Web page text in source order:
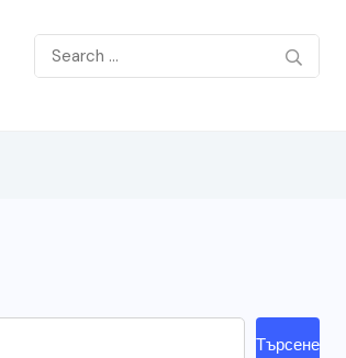
Търсене